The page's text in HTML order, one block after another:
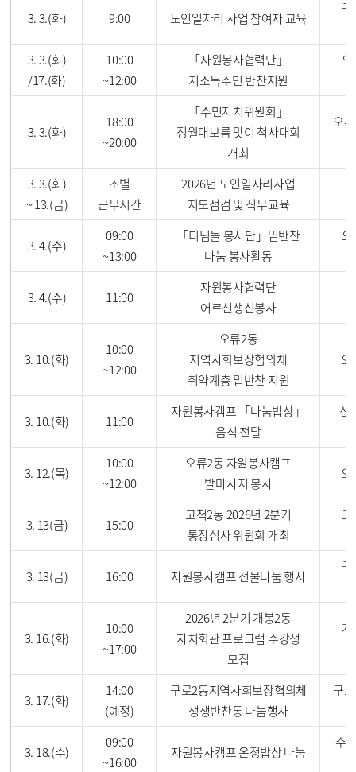
3. 3.(화) 9:00 노인일자리 사업 참여자 교육
구
3. 3.(화)
/17.(화)
10:00
~12:00
「자원봉사협력단」
저소득주민 반찬지원
오
3. 3.(화)
18:00
~20:00
「주민자치위원회」
정월대보름 맞이 척사대회
개최
오
3. 3.(화)
~ 13.(금)
조별
근무시간
2026년 노인일자리사업
지도점검 및 직무교육
3. 4.(수)
09:00
~13:00
「디딤돌 봉사단」밑반찬
나눔 봉사활동
오
3. 4.(수) 11:00
자원봉사협력단
어르신생신봉사
3. 10.(화)
10:00
~12:00
오류2동
지역사회보장협의체
취약계층 밑반찬 지원
오
3. 10.(화) 11:00
자원봉사캠프 「나눔밥상」
음식 전달
신
3. 12.(목)
10:00
~12:00
오류2동 자원봉사캠프
발마사지 봉사
오
3. 13(금) 15:00
고척2동 2026년 2분기
통장심사 위원회 개최
고
3. 13(금) 16:00 자원봉사캠프 선물나눔 행사
구
3. 16.(화)
10:00
~17:00
2026년 2분기 개봉2동
자치회관 프로그램 수강생
모집
3. 17.(화)
14:00
(예정)
구로2동지역사회보장협의체
생생반찬통 나눔행사
구
3. 18.(수)
09:00
~16:00
자원봉사캠프 온정밥상 나눔
수